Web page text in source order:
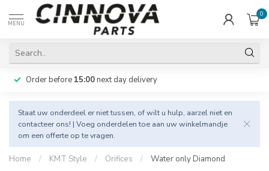
MENU
0
Order before 15:00next day delivery
Staat uw onderdeel er niet tussen, of wilt u hulp, aarzel niet en
contacteer ons! | Voeg onderdelen toe aan uw winkelmandje
om een offerte op te vragen.
Home / KMT Style / Orifices / Water only Diamond